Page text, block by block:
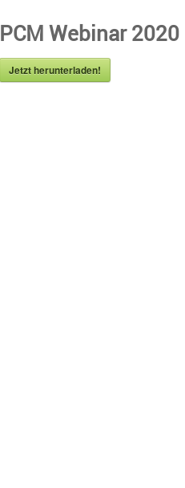
PCM Webinar 2020
Jetzt herun­ter­laden!